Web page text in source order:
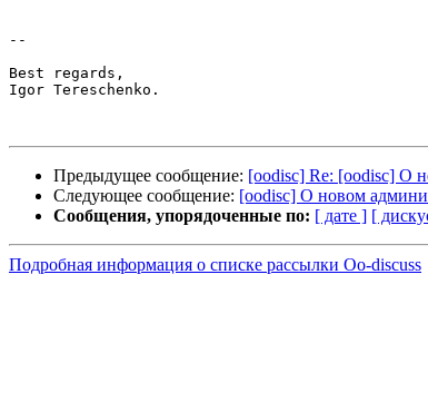
--
Best regards,
Igor Tereschenko.
Предыдущее сообщение: [oodisc] Re: [oodisc] О
Следующее сообщение: [oodisc] О новом
Сообщения, упорядоченные по: [ дате ] [
Подробная информация о списке рассылки Oo-discuss